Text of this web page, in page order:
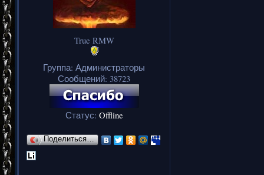
True RMW
Группа: Администраторы
Сообщений: 38723
Статус: Offline
Поделиться…